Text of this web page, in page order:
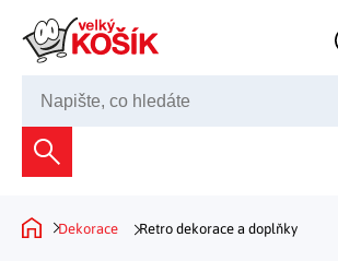
245 008 200
Dekorace
Bytové dekorace
Domácnost
Dekorace Retro dekorace a doplňky